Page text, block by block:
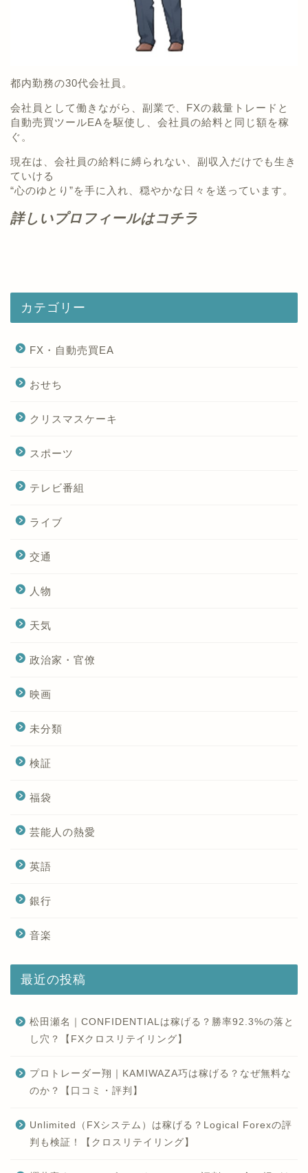
都内勤務の30代会社員。
会社員として働きながら、副業で、FXの裁量トレードと
自動売買ツールEAを駆使し、会社員の給料と同じ額を稼
ぐ。
現在は、会社員の給料に縛られない、副収入だけでも生き
ていける
“心のゆとり”を手に入れ、穏やかな日々を送っています。
詳しいプロフィールはコチラ
カテゴリー
FX・自動売買EA
おせち
クリスマスケーキ
スポーツ
テレビ番組
ライブ
交通
人物
天気
政治家・官僚
映画
未分類
検証
福袋
芸能人の熱愛
英語
銀行
音楽
最近の投稿
松田瀬名｜CONFIDENTIALは稼げる？勝率92.3%の落と
し穴？【FXクロスリテイリング】
プロトレーダー翔｜KAMIWAZA巧は稼げる？なぜ無料な
のか？【口コミ・評判】
Unlimited（FXシステム）は稼げる？Logical Forexの評
判も検証！【クロスリテイリング】